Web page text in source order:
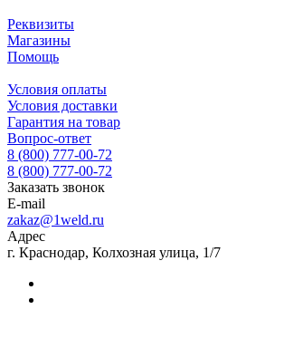
Реквизиты
Магазины
Помощь
Условия оплаты
Условия доставки
Гарантия на товар
Вопрос-ответ
8 (800) 777-00-72
8 (800) 777-00-72
Заказать звонок
E-mail
zakaz@1weld.ru
Адрес
г. Краснодар, Колхозная улица, 1/7